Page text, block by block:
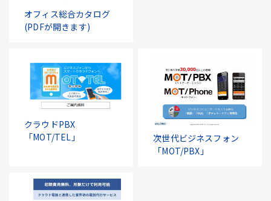
オフィス総合カタログ
(PDFが開きます)
クラウドPBX
「MOT/TEL」
次世代ビジネスフォン
「MOT/PBX」